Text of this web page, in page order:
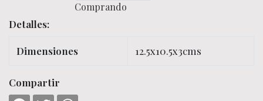
Comprando
Detalles:
Dimensiones 12.5x10.5x3cms
Compartir